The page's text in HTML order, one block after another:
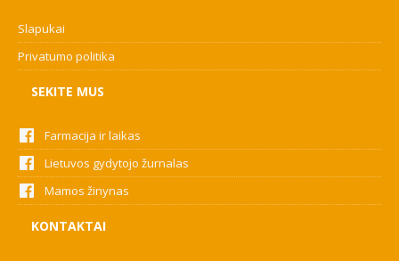
Slapukai
Privatumo politika
SEKITE MUS
Farmacija ir laikas
Lietuvos gydytojo žurnalas
Mamos žinynas
KONTAKTAI